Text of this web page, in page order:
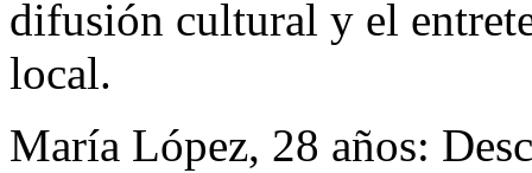
difusión cultural y el
local.
María López, 28 años: